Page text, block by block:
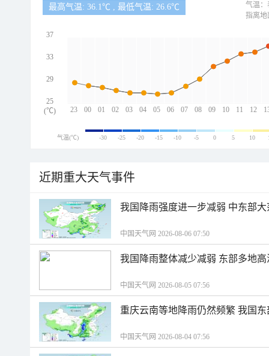
最高气温: 36.1℃ , 最低气温: 26.6℃
23 00 01 02 03 04 05 06 07 08 09 10 11 12
37
33
29
25
(℃)
气温：
指离地
气温(℃) -30 -25 -20 -15 -10 -5 0 5 10
近期重大天气事件
我国降雨强度进一步减弱 中东部
中国天气网 2026-08-06 07:50
我国降雨整体减少减弱 东部多地
中国天气网 2026-08-05 07:56
重庆云南等地降雨仍然频繁 我国
中国天气网 2026-08-04 07:56